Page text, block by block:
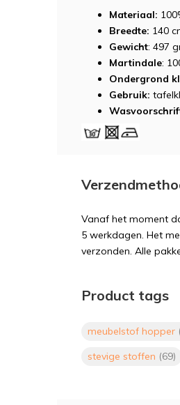
Materiaal:
Breedte: 140
Gewicht: 497
Martindale:
Ondergrond
Gebruik:
Vanaf het moment
5 werkdagen. Het
verzonden. Alle
Product tags
meubelstof hopper
stevige stoffen (69)